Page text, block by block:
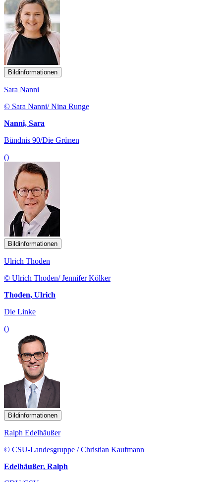
Bildinformationen
Sara Nanni
© Sara Nanni/ Nina Runge
Nanni, Sara
Bündnis 90/Die Grünen
()
Bildinformationen
Ulrich Thoden
© Ulrich Thoden/ Jennifer Kölker
Thoden, Ulrich
Die Linke
()
Bildinformationen
Ralph Edelhäußer
© CSU-Landesgruppe / Christian Kaufmann
Edelhäußer, Ralph